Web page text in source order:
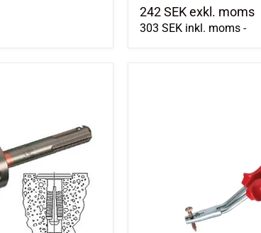
242 SEKexkl. moms
303 SEKinkl. moms -